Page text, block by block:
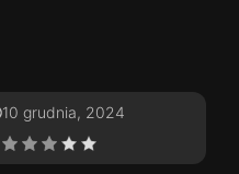
10 grudnia, 2024